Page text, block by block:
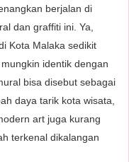
berjalan di
dan graffiti ini. Ya,
Kota Malaka sedikit
identik dengan
bisa disebut sebagai
daya tarik kota wisata,
art juga kurang
terkenal dikalangan